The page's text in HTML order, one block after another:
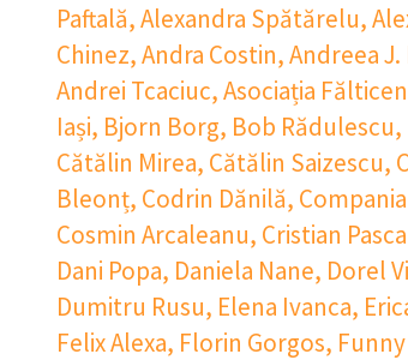
Paftală,Alexandra Spătărelu,
Chinez,Andra Costin,Andreea J.
Andrei Tcaciuc,Asociația
Iași, Bjorn Borg, Bob Rădulescu,
Cătălin Mirea, Cătălin Saizescu,
Bleonț, Codrin Dănilă,
Cosmin Arcaleanu, Cristian
Dani Popa, Daniela Nane, Dorel
Dumitru Rusu, Elena Ivanca,
Felix Alexa, Florin Gorgos,